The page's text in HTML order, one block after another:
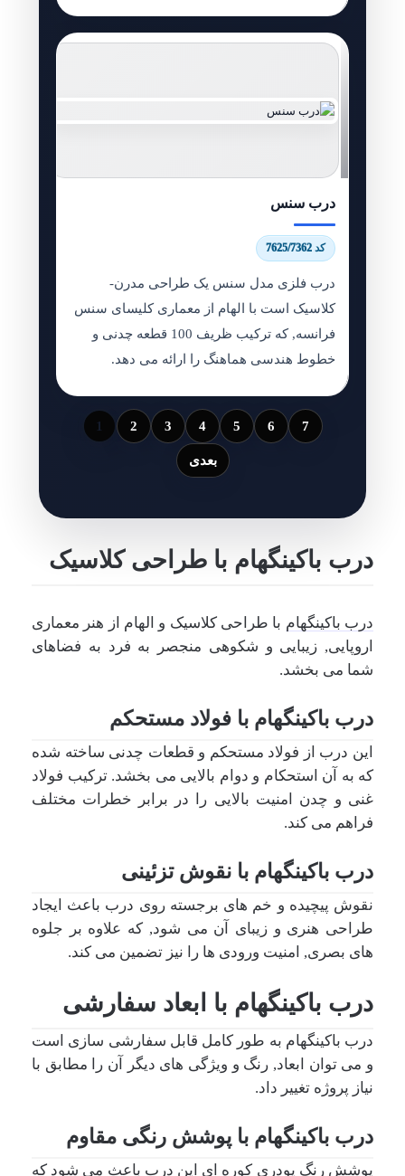
درب سنس
کد 7625/7362
درب فلزی مدل سنس یک طراحی مدرن-
کلاسیک است با الهام از معماری کلیسای سنس
فرانسه, که ترکیب ظریف 100 قطعه چدنی و
خطوط هندسی هماهنگ را ارائه می دهد.
1 2 3 4 5 6 7
بعدی
درب باکینگهام با طراحی کلاسیک
درب باکینگهام با طراحی کلاسیک و الهام از هنر معماری
اروپایی, زیبایی و شکوهی منجصر به فرد به فضاهای
شما می بخشد.
درب باکینگهام با فولاد مستحکم
این درب از فولاد مستحکم و قطعات چدنی ساخته شده
که به آن استحکام و دوام بالایی می بخشد. ترکیب فولاد
غنی و چدن امنیت بالایی را در برابر خطرات مختلف
فراهم می کند.
درب باکینگهام با نقوش تزئینی
نقوش پیچیده و خم های برجسته روی درب باعث ایجاد
طراحی هنری و زیبای آن می شود, که علاوه بر جلوه
های بصری, امنیت ورودی ها را نیز تضمین می کند.
درب باکینگهام با ابعاد سفارشی
درب باکینگهام به طور کامل قابل سفارشی سازی است
و می توان ابعاد, رنگ و ویژگی های دیگر آن را مطابق با
نیاز پروژه تغییر داد.
درب باکینگهام با پوشش رنگی مقاوم
پوشش رنگ پودری کوره ای این درب باعث می شود که